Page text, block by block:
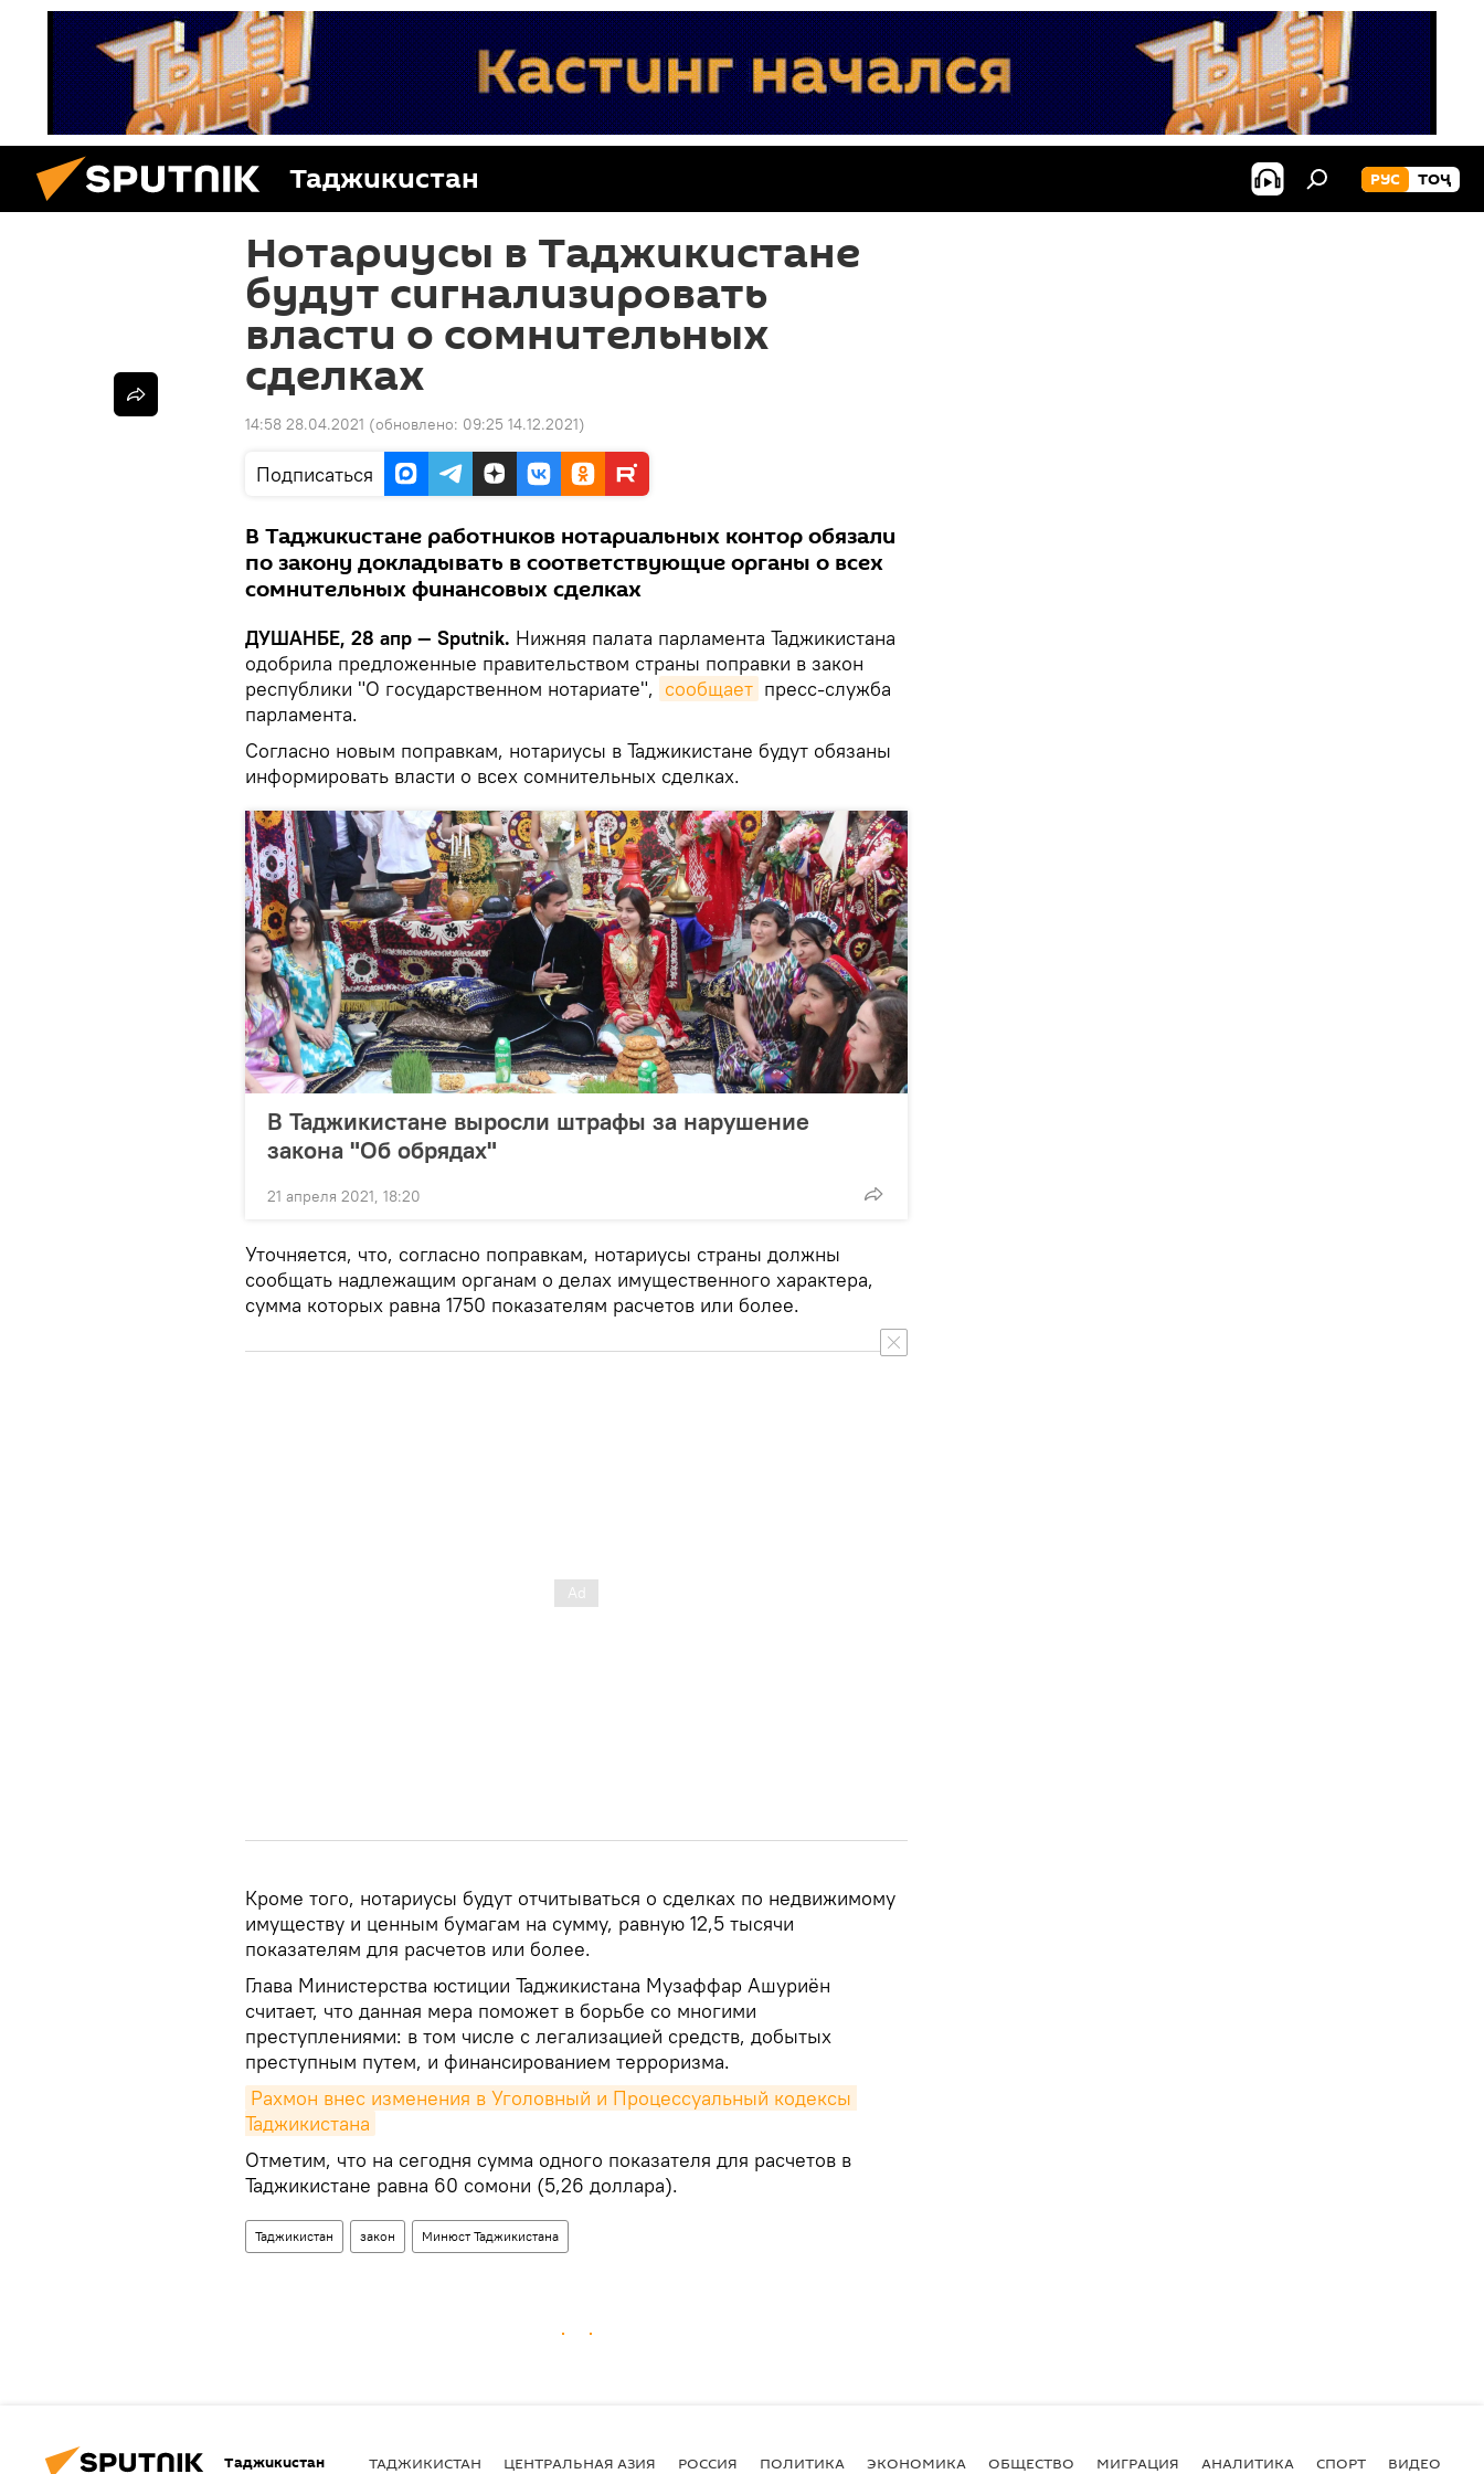
Таджикистан РУС ТОҶ
Нотариусы в Таджикистане
будут сигнализировать
власти о сомнительных
сделках
14:58 28.04.2021 (обновлено: 09:25 14.12.2021)
Подписаться
В Таджикистане работников нотариальных контор обязали
по закону докладывать в соответствующие органы о всех
сомнительных финансовых сделках
ДУШАНБЕ, 28 апр — Sputnik. Нижняя палата парламента Таджикистана
одобрила предложенные правительством страны поправки в закон
республики "О государственном нотариате", сообщает пресс-служба
парламента.
Согласно новым поправкам, нотариусы в Таджикистане будут обязаны
информировать власти о всех сомнительных сделках.
В Таджикистане выросли штрафы за нарушение
закона "Об обрядах"
21 апреля 2021, 18:20
Уточняется, что, согласно поправкам, нотариусы страны должны
сообщать надлежащим органам о делах имущественного характера,
сумма которых равна 1750 показателям расчетов или более.
Кроме того, нотариусы будут отчитываться о сделках по недвижимому
имуществу и ценным бумагам на сумму, равную 12,5 тысячи
показателям для расчетов или более.
Глава Министерства юстиции Таджикистана Музаффар Ашуриён
считает, что данная мера поможет в борьбе со многими
преступлениями: в том числе с легализацией средств, добытых
преступным путем, и финансированием терроризма.
Рахмон внес изменения в Уголовный и Процессуальный кодексы
Таджикистана
Отметим, что на сегодня сумма одного показателя для расчетов в
Таджикистане равна 60 сомони (5,26 доллара).
Таджикистан закон Минюст Таджикистана
Таджикистан ТАДЖИКИСТАН ЦЕНТРАЛЬНАЯ АЗИЯ РОССИЯ ПОЛИТИКА ЭКОНОМИКА ОБЩЕСТВО МИГРАЦИЯ АНАЛИТИКА СПОРТ ВИДЕО